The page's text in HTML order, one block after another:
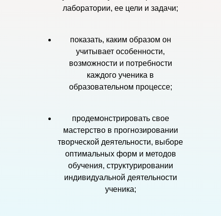
лаборатории, ее цели и задачи;
показать, каким образом он
учитывает особенности,
возможности и потребности
каждого ученика в
образовательном процессе;
продемонстрировать свое
мастерство в прогнозировании
творческой деятельности, выборе
оптимальных форм и методов
обучения, структурировании
индивидуальной деятельности
ученика;